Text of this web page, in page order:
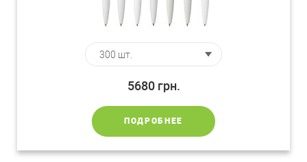
5680 грн.
ПОДРОБНЕЕ